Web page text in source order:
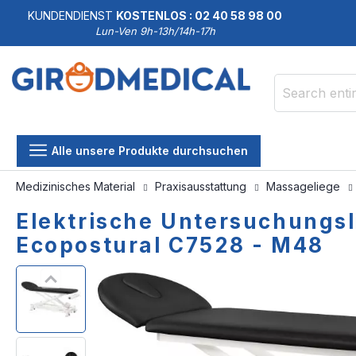
KUNDENDIENST KOSTENLOS : 02 40 58 98 00
Lun-Ven 9h-13h/14h-17h
Alle unsere Produkte durchsuchen
Medizinisches Material Praxisausstattung Massageliege
Elektrische
Ecopostural C7528 - M48
Skip
to
the
of
Skip
to
the
beginning
of